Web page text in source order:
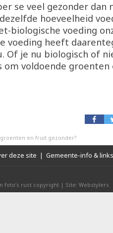
se veel gezonder dan
hoeveelheid
biologische voeding
voeding heeft
Of je nu biologisch of
om voldoende
en fruit gezonder?
deze site | Gemeente-info & links
foto’s rust copyright | Site: Webstylers